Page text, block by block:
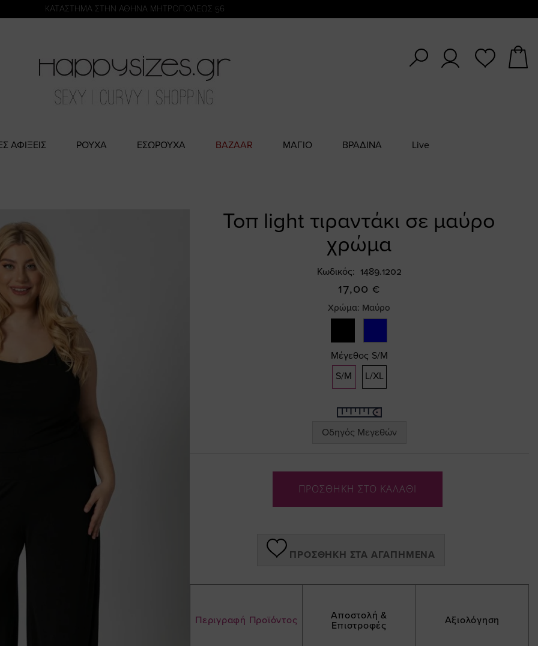
KATΑΣΤΗΜΑ ΣΤΗΝ ΑΘΗΝΑ ΜΗΤΡΟΠΟΛΕΩΣ 56
ΑΦΙΞΕΙΣ ΡΟΥΧΑ ΕΣΩΡΟΥΧΑ BAZAAR ΜΑΓΙΟ ΒΡΑΔΙΝΑ Live
Τοπ light τιραντάκι σε μαύρο
χρώμα
Κωδικός 1489.1202
17,00 €
Χρώμα: Μαύρο
Μέγεθος S/M
S/M
L/XL
Οδηγός Μεγεθών
ΠΡΟΣΘΗΚΗ ΣΤΟ ΚΑΛΑΘΙ
ΠΡΟΣΘΉΚΗ ΣΤΑ ΑΓΑΠΗΜΈΝΑ
Περιγραφή Προϊόντος
Αποστολή &
Επιστροφές
Αξιολόγηση